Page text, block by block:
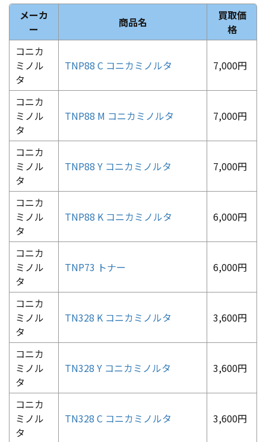
メーカ
ー
商品名
買取価
格
コニカ
ミノル
タ
TNP88 C コニカミノルタ 7,000円
コニカ
ミノル
タ
TNP88 M コニカミノルタ 7,000円
コニカ
ミノル
タ
TNP88 Y コニカミノルタ 7,000円
コニカ
ミノル
タ
TNP88 K コニカミノルタ 6,000円
コニカ
ミノル
タ
TNP73 トナー 6,000円
コニカ
ミノル
タ
TN328 K コニカミノルタ 3,600円
コニカ
ミノル
タ
TN328 Y コニカミノルタ 3,600円
コニカ
ミノル
タ
TN328 C コニカミノルタ 3,600円